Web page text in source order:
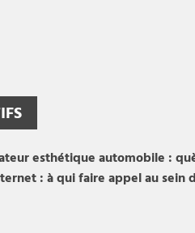
esthétique automobile :
: à qui faire appel au sein